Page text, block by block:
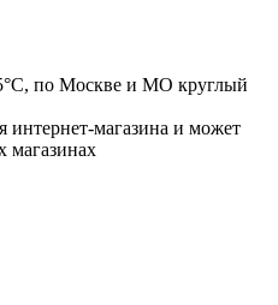
по Москве и МО круглый
интернет-магазина и может
магазинах